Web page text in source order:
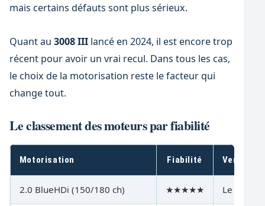
mais certains défauts sont plus sérieux.
Quant au 3008 IIIlancé en 2024, il est encore trop
récent pour avoir un vrai recul. Dans tous les cas,
le choix de la motorisation reste le facteur qui
change tout.
Le classement des moteurs par fiabilité
Motorisation Fiabilité Verdict
2.0 BlueHDi (150/180 ch) ★★★★★ Le plus